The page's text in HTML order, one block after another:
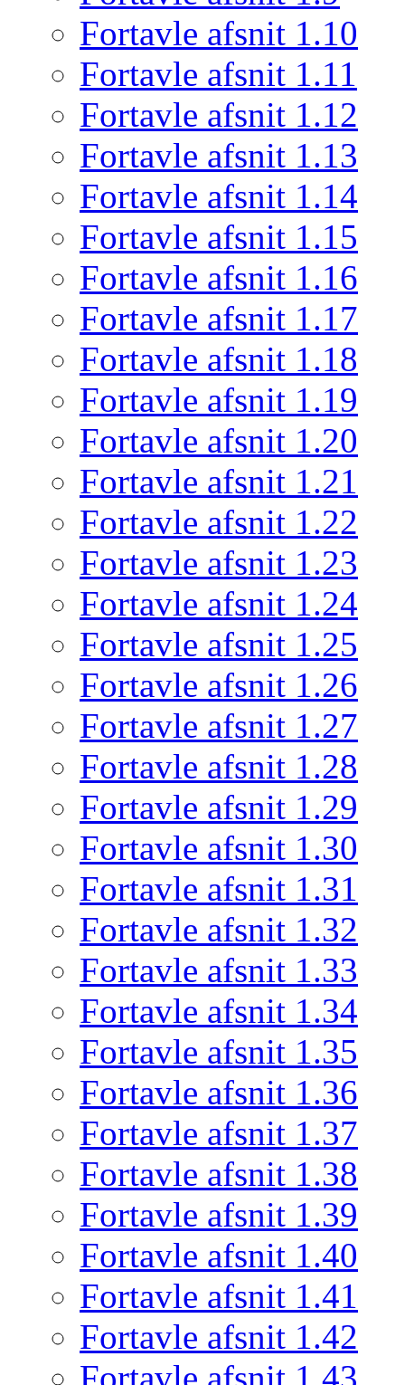
Fortavle afsnit 1.10
Fortavle afsnit 1.11
Fortavle afsnit 1.12
Fortavle afsnit 1.13
Fortavle afsnit 1.14
Fortavle afsnit 1.15
Fortavle afsnit 1.16
Fortavle afsnit 1.17
Fortavle afsnit 1.18
Fortavle afsnit 1.19
Fortavle afsnit 1.20
Fortavle afsnit 1.21
Fortavle afsnit 1.22
Fortavle afsnit 1.23
Fortavle afsnit 1.24
Fortavle afsnit 1.25
Fortavle afsnit 1.26
Fortavle afsnit 1.27
Fortavle afsnit 1.28
Fortavle afsnit 1.29
Fortavle afsnit 1.30
Fortavle afsnit 1.31
Fortavle afsnit 1.32
Fortavle afsnit 1.33
Fortavle afsnit 1.34
Fortavle afsnit 1.35
Fortavle afsnit 1.36
Fortavle afsnit 1.37
Fortavle afsnit 1.38
Fortavle afsnit 1.39
Fortavle afsnit 1.40
Fortavle afsnit 1.41
Fortavle afsnit 1.42
Fortavle afsnit 1.43